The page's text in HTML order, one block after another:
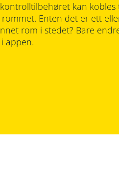
kan kobles
Enten det er ett
rom i stedet? Bare
appen.